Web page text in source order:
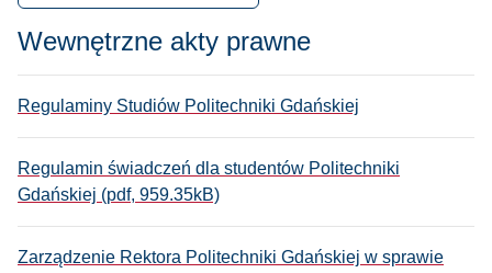
Wewnętrzne akty prawne
Regulaminy Studiów Politechniki Gdańskiej
Regulamin świadczeń dla studentów Politechniki
Gdańskiej (pdf, 959.35kB)
Zarządzenie Rektora Politechniki Gdańskiej w sprawie